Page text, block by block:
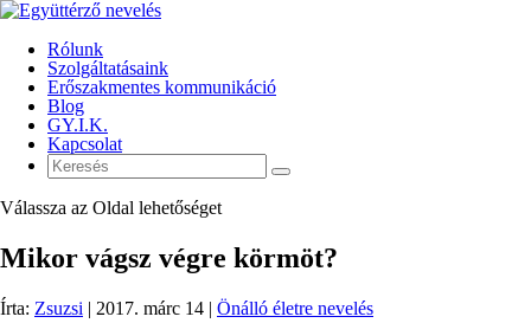
Rólunk
Szolgáltatásaink
Erőszakmentes kommunikáció
Blog
GY.I.K.
Kapcsolat
Válassza az Oldal lehetőséget
Mikor vágsz végre körmöt?
Írta: Zsuzsi | 2017. márc 14 | Önálló életre nevelés